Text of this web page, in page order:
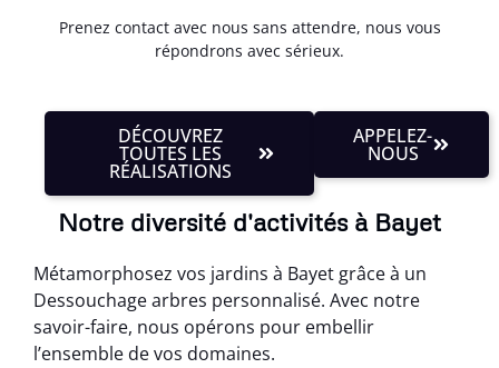
Prenez contact avec nous sans attendre, nous vous
répondrons avec sérieux.
DÉCOUVREZ
TOUTES LES
RÉALISATIONS
APPELEZ-
NOUS
Notre diversité d'activités à Bayet
Métamorphosez vos jardins à Bayet grâce à un
Dessouchage arbres personnalisé. Avec notre
savoir-faire, nous opérons pour embellir
l’ensemble de vos domaines.